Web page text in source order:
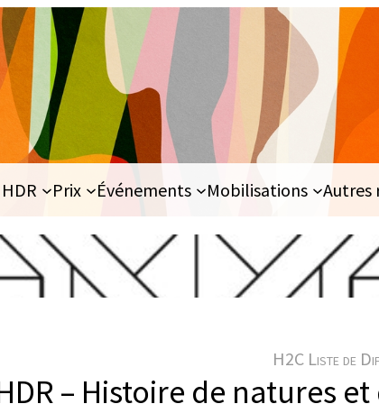
Prix Événements Mobilisations Autres
H2C Liste de
– Histoire de natures et